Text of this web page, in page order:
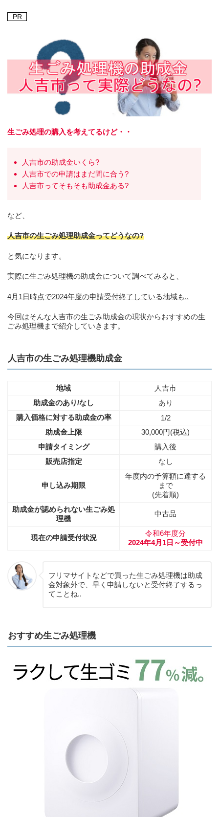
PR
生ごみ処理の購入を考えてるけど・・
人吉市の助成金いくら?
人吉市での申請はまだ間に合う?
人吉市ってそもそも助成金ある?
など、
人吉市の生ごみ処理助成金ってどうなの?
と気になります。
実際に生ごみ処理機の助成金について調べてみると、
4月1日時点で2024年度の申請受付終了している地域も..
今回はそんな人吉市の生ごみ助成金の現状からおすすめの生
ごみ処理機まで紹介していきます。
人吉市の生ごみ処理機助成金
地域
人吉市
助成金のあり/なし
あり
購入価格に対する助成金の率
1/2
助成金上限
30,000円(税込)
申請タイミング
購入後
販売店指定
なし
申し込み期限
年度内の予算額に達する
まで
(先着順)
助成金が認められない生ごみ処
理機
中古品
現在の申請受付状況
令和6年度分
2024年4月1日～受付中
フリマサイトなどで買った生ごみ処理機は助成
金対象外で、早く申請しないと受付終了するっ
てことね..
おすすめ生ごみ処理機